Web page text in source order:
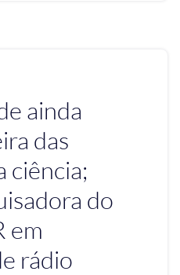
ainda
das
ciência;
do
em
rádio